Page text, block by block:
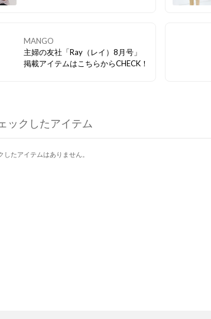
MANGO
主婦の友社「Ray（レイ）8月号」
掲載アイテムはこちらからCHECK！
ックしたアイテム
したアイテムはありません。